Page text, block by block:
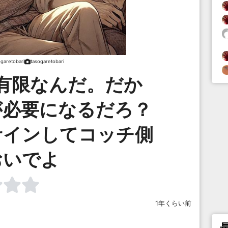
tasogaretobari
限なんだ。だか
要になるだろ？
ンしてコッチ側
でよ
1年くらい前